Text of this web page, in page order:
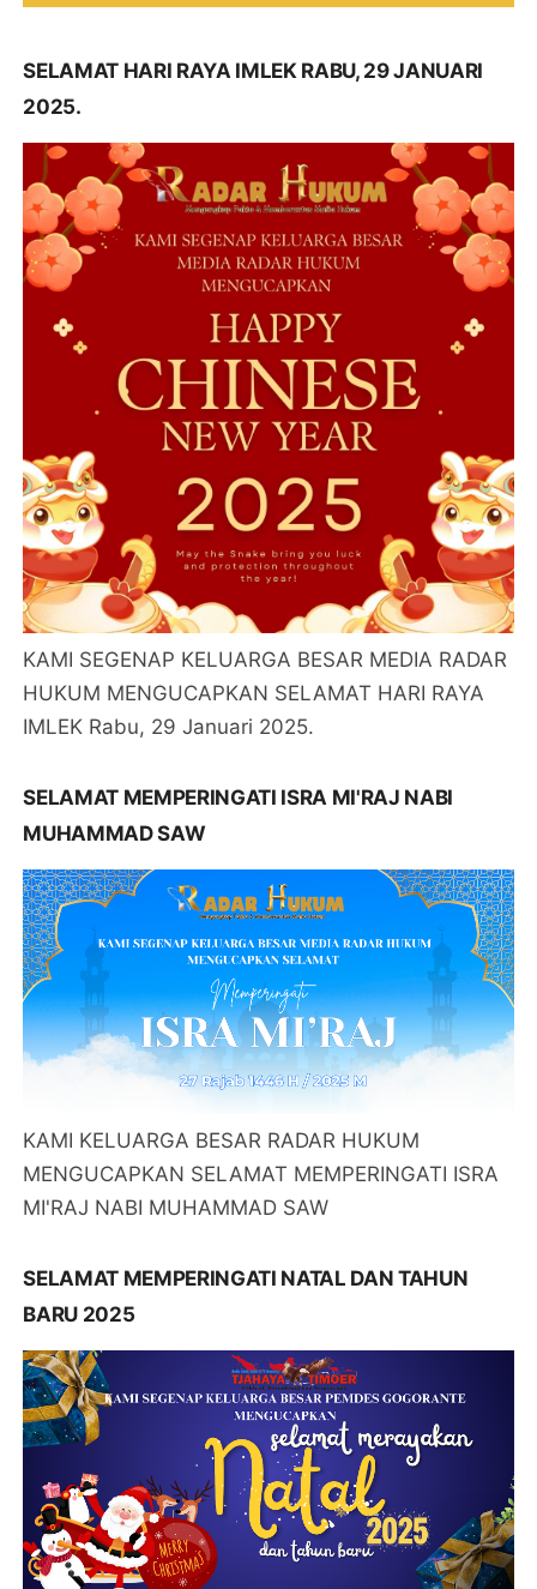
SELAMAT HARI RAYA IMLEK RABU, 29 JANUARI
2025.
KAMI SEGENAP KELUARGA BESAR MEDIA RADAR
HUKUM MENGUCAPKAN SELAMAT HARI RAYA
IMLEK Rabu, 29 Januari 2025.
SELAMAT MEMPERINGATI ISRA MI'RAJ NABI
MUHAMMAD SAW
KAMI KELUARGA BESAR RADAR HUKUM
MENGUCAPKAN SELAMAT MEMPERINGATI ISRA
MI'RAJ NABI MUHAMMAD SAW
SELAMAT MEMPERINGATI NATAL DAN TAHUN
BARU 2025